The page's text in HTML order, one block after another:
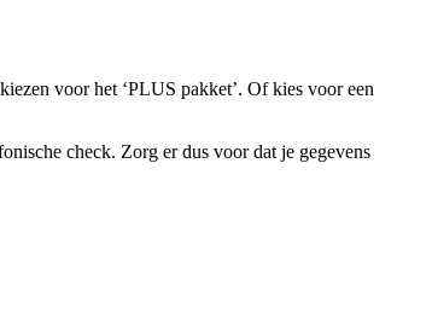
voor het ‘PLUS pakket’. Of kies voor een
check. Zorg er dus voor dat je gegevens